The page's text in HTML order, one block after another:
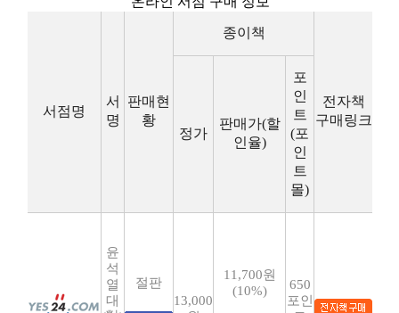
서점명
서
명
판매현
황
종이책
전자책
구매링크
정가
판매가(할
인율)
포
인
트
(포
인
트
몰)
윤
석
열
대
절판
13,000
11,700원
(10%)
650
포인